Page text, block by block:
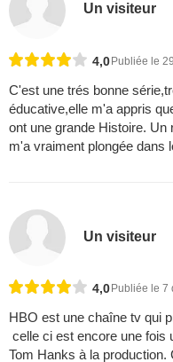
Un visiteur
4,0Publiée le
C'est une trés bonne
éducative,elle m'a appris
ont une grande Histoire.
m'a vraiment plongée dans
Un visiteur
4,0 Publiée le 7
HBO est une chaîne tv qui
celle ci est encore une fois
Tom Hanks à la